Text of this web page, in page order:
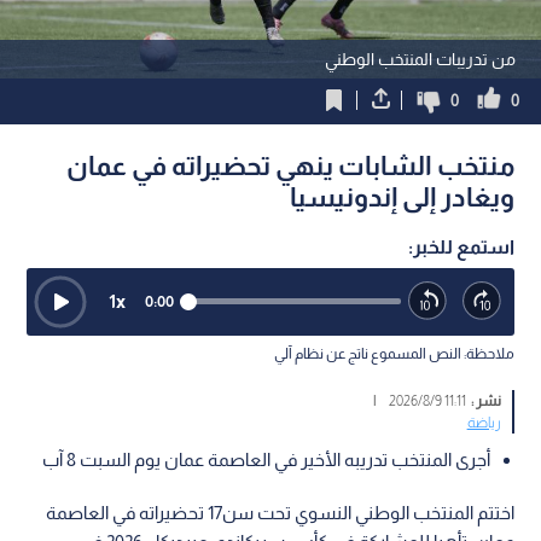
من تدريبات المنتخب الوطني
0
0
منتخب الشابات ينهي تحضيراته في عمان
ويغادر إلى إندونيسيا
استمع للخبر:
0:00
1x
ملاحظة: النص المسموع ناتج عن نظام آلي
نشر : 11:11 2026/8/9
|
رياضة
أجرى المنتخب تدريبه الأخير في العاصمة عمان يوم السبت 8 آب
اختتم المنتخب الوطني النسوي تحت سن17 تحضيراته في العاصمة